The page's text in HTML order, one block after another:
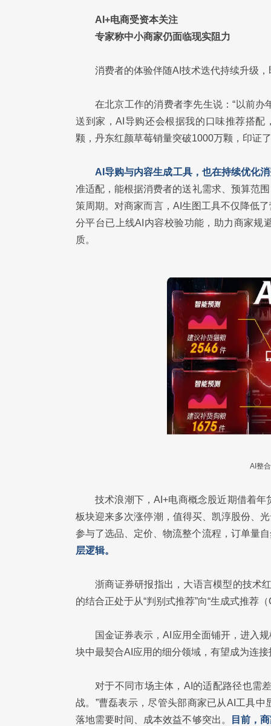
AI+电商受资本关注
专家称中小商家仍面临现实阻力
消费者的体验伴随AI技术迭代持续升级
在北京工作的消费者李先生说：“以前
送到家，AI导购还会根据我的口味推荐搭配
颗，丹东红颜草莓销量突破1000万颗，印证
AI导购与内容生成工具，也在持续优化
准适配，能根据消费者的送礼需求、预算范
策周期。对商家而言，AI生图工具不仅降低
分平台已上线AI内容校验功能，助力商家规
质。
AI整
技术浪潮下，AI+电商概念股近期借着
板块迎来多次涨停潮，值得买、凯淳股份、
参与了选品、定价、物流整个流程，订单量
层逻辑。
浙商证券研报指出，大语言模型的技术
的结合正处于从“判别式推荐”向“生成式推荐
国金证券表示，AI应用全面铺开，进入
块中最契合AI应用的细分领域，有望成为连
对于不同市场主体，AI的适配路径也需
战。”曹磊表示，尽管头部商家已从AI工具
落地需要时间、成本效益不够突出。
目前，